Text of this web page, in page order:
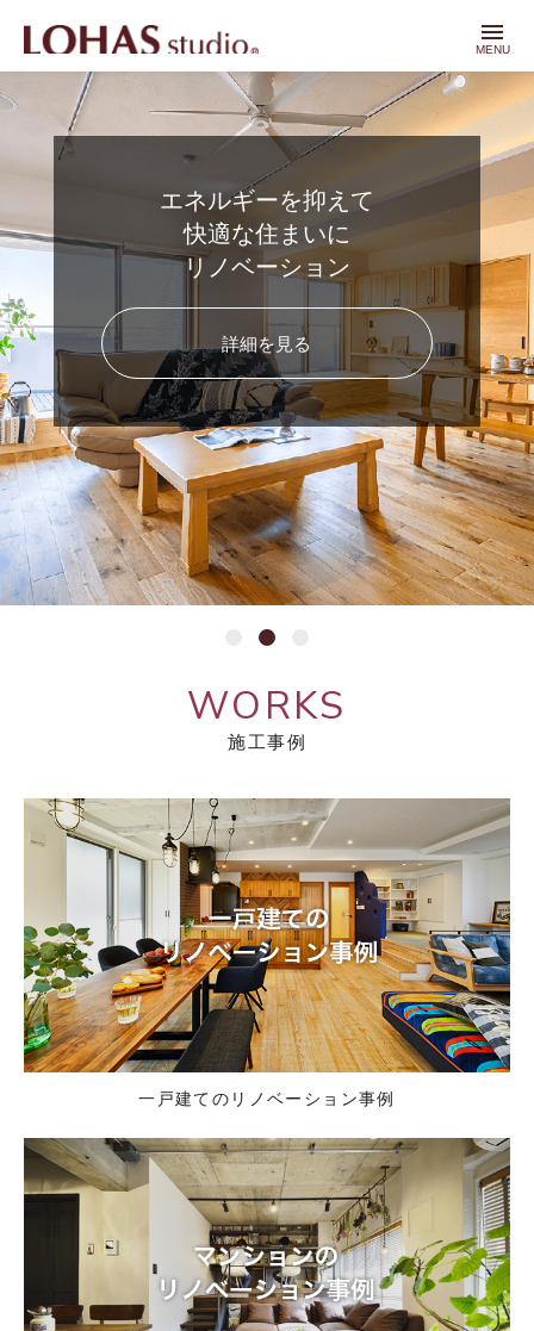
menu
MENU
エネルギーを抑えて
快適な住まいに
リノベーション
詳細を見る
WORKS
施工事例
一戸建てのリノベーション事例